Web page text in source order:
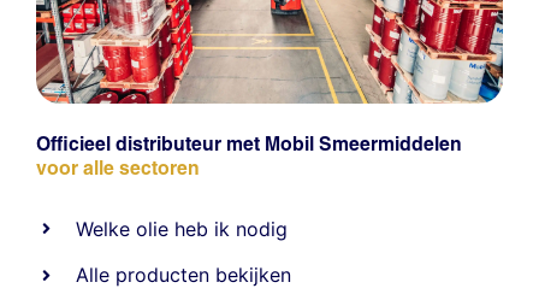
Officieel distributeur met Mobil Smeermiddelen
voor alle sectoren
Welke olie heb ik nodig
Alle producten bekijken